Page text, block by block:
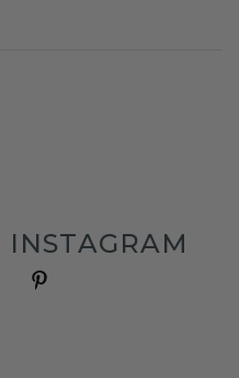
INSTAGRAM